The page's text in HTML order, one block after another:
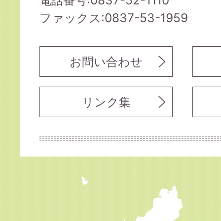
ファックス:0837-53-1959
お問い合わせ
リンク集